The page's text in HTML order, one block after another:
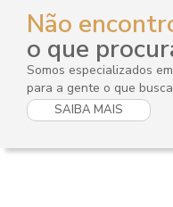
Não
o que
Somos especializados
para a gente o que
SAIBA MAIS